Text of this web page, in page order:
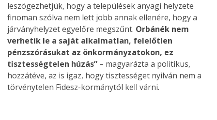
leszögezhetjük, hogy a települések anyagi helyzete
finoman szólva nem lett jobb annak ellenére, hogy a
járványhelyzet egyelőre megszűnt. Orbánék nem
verhetik le a saját alkalmatlan, felelőtlen
pénzszórásukat az önkormányzatokon, ez
tisztességtelen húzás” – magyarázta a politikus,
hozzátéve, az is igaz, hogy tisztességet nyilván nem a
törvénytelen Fidesz-kormánytól kell várni.